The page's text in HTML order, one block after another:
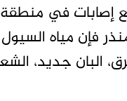
إصابات في
فإن مياه السيول